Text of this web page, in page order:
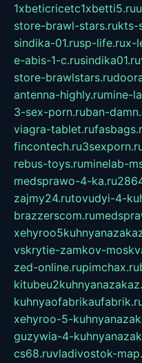
1xbeticricetc1xbetti5.ru
store-brawl-stars.rukts-
sindika-01.rusp-life.rux-
e-abis-1-c.rusindika01.ru
store-brawlstars.ru
antenna-highly.rumine-
3-sex-porn.ruban-
viagra-tablet.ru
fincontech.ru
rebus-toys.ruminelab-
medsprawo-4-ka.ru
zajmy24.rutovudyi-4-
brazzerscom.ru
vskrytie-zamkov-
zed-online.rupimchax.ru
xehyroo-5-
guzywia-4-
cs68.ruvladivostok-